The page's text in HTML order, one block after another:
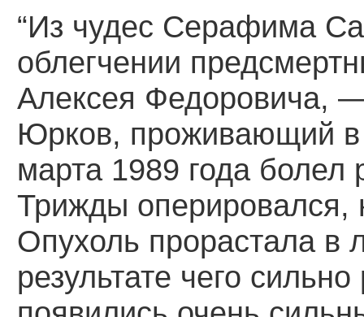
“Из чудес Серафима
облегчении
Алексея Федоровича,
Юрков, проживающий
марта 1989 года болел
Трижды оперировался,
Опухоль прорастала в
результате чего